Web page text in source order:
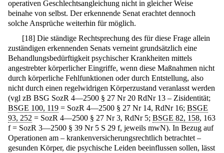
operativen Geschlechtsangleichung nicht in gleicher Weise
beinahe von selbst. Der erkennende Senat erachtet dennoch
solche Ansprüche weiterhin für möglich.
[18] Die ständige Rechtsprechung des für diese Frage allein
zuständigen erkennenden Senats verneint grundsätzlich eine
Behandlungsbedürftigkeit psychischer Krankheiten mittels
angestrebter körperlicher Eingriffe, wenn diese Maßnahmen nicht
durch körperliche Fehlfunktionen oder durch Entstellung, also
nicht durch einen regelwidrigen Körperzustand veranlasst werden
(vgl zB BSG SozR 4—2500 § 27 Nr 20 RdNr 13 – Zisidentität;
BSGE 100, 119 = SozR 4—2500 § 27 Nr 14, RdNr 16; BSGE
93, 252 = SozR 4—2500 § 27 Nr 3, RdNr 5; BSGE 82, 158, 163
f = SozR 3—2500 § 39 Nr 5 S 29 f, jeweils mwN). In Bezug auf
Operationen am – krankenversicherungsrechtlich betrachtet –
gesunden Körper, die psychische Leiden beeinflussen sollen, lässt